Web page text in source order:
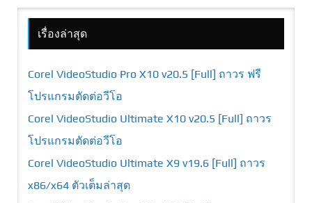
เรื่องล่าสุด
Corel VideoStudio Pro X10 v20.5 [Full] ถาวร ฟรี
โปรแกรมตัดต่อวีโอ
Corel VideoStudio Ultimate X10 v20.5 [Full] ถาวร
โปรแกรมตัดต่อวีโอ
Corel VideoStudio Ultimate X9 v19.6 [Full] ถาวร
x86/x64 ตัวเต็มล่าสุด